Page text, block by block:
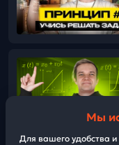
Мы
Для вашего удобства